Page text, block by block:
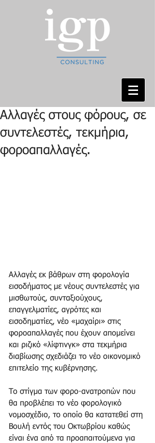
Αλλαγές στους φόρους, σε
συντελεστές, τεκμήρια,
φοροαπαλλαγές.
Αλλαγές εκ βάθρων στη φορολογία
εισοδήματος με νέους συντελεστές για
μισθωτούς, συνταξιούχους,
επαγγελματίες, αγρότες και
εισοδηματίες, νέο «μαχαίρι» στις
φοροαπαλλαγές που έχουν απομείνει
και ριζικό «λίφτινγκ» στα τεκμήρια
διαβίωσης σχεδιάζει το νέο οικονομικό
επιτελείο της κυβέρνησης.
Το στίγμα των φορο-ανατροπών που
θα προβλέπει το νέο φορολογικό
νομοσχέδιο, το οποίο θα κατατεθεί στη
Βουλή εντός του Οκτωβρίου καθώς
είναι ένα από τα προαπαιτούμενα για